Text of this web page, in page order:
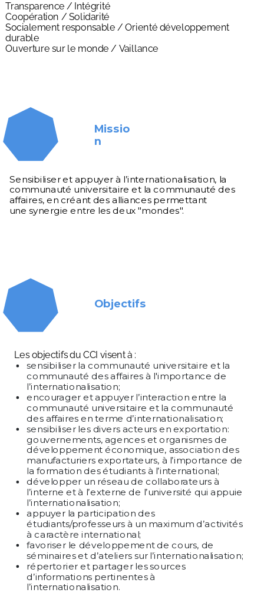
Transparence / Intégrité
Coopération / Solidarité
Socialement responsable / Orienté développement
durable
Ouverture sur le monde / Vaillance
Missio
n
Objectifs
Les objectifs du CCI visent à :
sensibiliser la communauté universitaire et la
communauté des affaires à l'importance de
l’internationalisation;
encourager et appuyer l’interaction entre la
communauté universitaire et la communauté
des affaires en terme d’internationalisation;
sensibiliser les divers acteurs en exportation:
gouvernements, agences et organismes de
développement économique, association des
manufacturiers exportateurs, à l’importance de
la formation des étudiants à l’international;
développer un réseau de collaborateurs à
l’interne et à l’externe de l’université qui appuie
l’internationalisation;
appuyer la participation des
étudiants/professeurs à un maximum d’activités
à caractère international;
favoriser le développement de cours, de
séminaires et d’ateliers sur l’internationalisation;
répertorier et partager les sources
d’informations pertinentes à
l’internationalisation.
Sensibiliser et appuyer à l’internationalisation, la
communauté universitaire et la communauté des
affaires, en créant des alliances permettant
une synergie entre les deux "mondes".